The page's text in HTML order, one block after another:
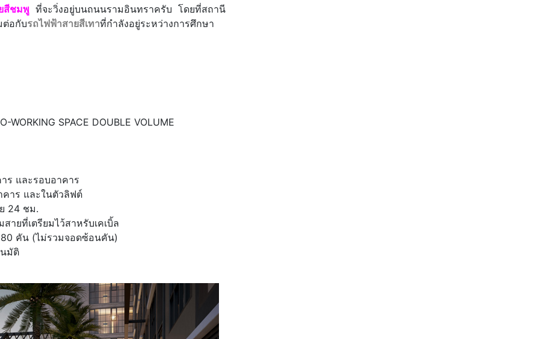
สีชมพู ที่จะวิ่งอยู่บนถนนรามอินทราครับ โดยที่สถานี
ต่อกับรถไฟฟ้าสายสีเทาที่กำลังอยู่ระหว่างการศึกษา
WORKING SPACE DOUBLE VOLUME
ร และรอบอาคาร
คาร และในตัวลิฟต์
24 ชม.
ยที่เตรียมไว้สาหรับเคเบิ้ล
คัน (ไม่รวมจอดซ้อนคัน)
มัติ